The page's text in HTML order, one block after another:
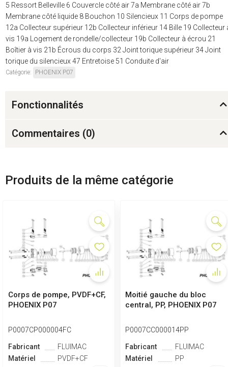
5 Ressort Belleville 6 Couvercle côté air 7a Membrane côté air 7b
Membrane côté liquide 8 Bouchon 10 Silencieux 11 Corps de pompe
12a Collecteur supérieur 12b Collecteur inférieur 14 Bille 19 Collecteur
vis 19a Logement de rondelle/collecteur 19b Collecteur à écrou 21
Boîtier à vis 21b Écrous du corps 32 Joint torique supérieur 34 Joint
torique du silencieux 47 Entretoise 51 Conduite d'air
Catégorie: PHOENIX P07
Fonctionnalités
Commentaires (0)
Produits de la même catégorie
Corps de pompe, PVDF+CF,
PHOENIX P07
P0007CP000004FC
Fabricant
FLUIMAC
Matériel
PVDF+CF
Moitié gauche du bloc
central, PP, PHOENIX P07
P0007CC000014PP
Fabricant
FLUIMAC
Matériel
PP